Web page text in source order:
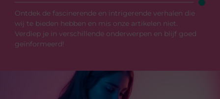
Ontdek de fascinerende en intrigerende verhalen die
wij te bieden hebben en mis onze artikelen niet.
Verdiep je in verschillende onderwerpen en blijf goed
geïnformeerd!